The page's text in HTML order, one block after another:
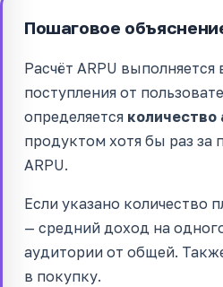
Пошаговое
Расчёт ARPU
поступления от
определяется количество
продуктом хотя бы раз за
ARPU.
Если указано количество
— средний доход на
аудитории от общей.
в покупку.